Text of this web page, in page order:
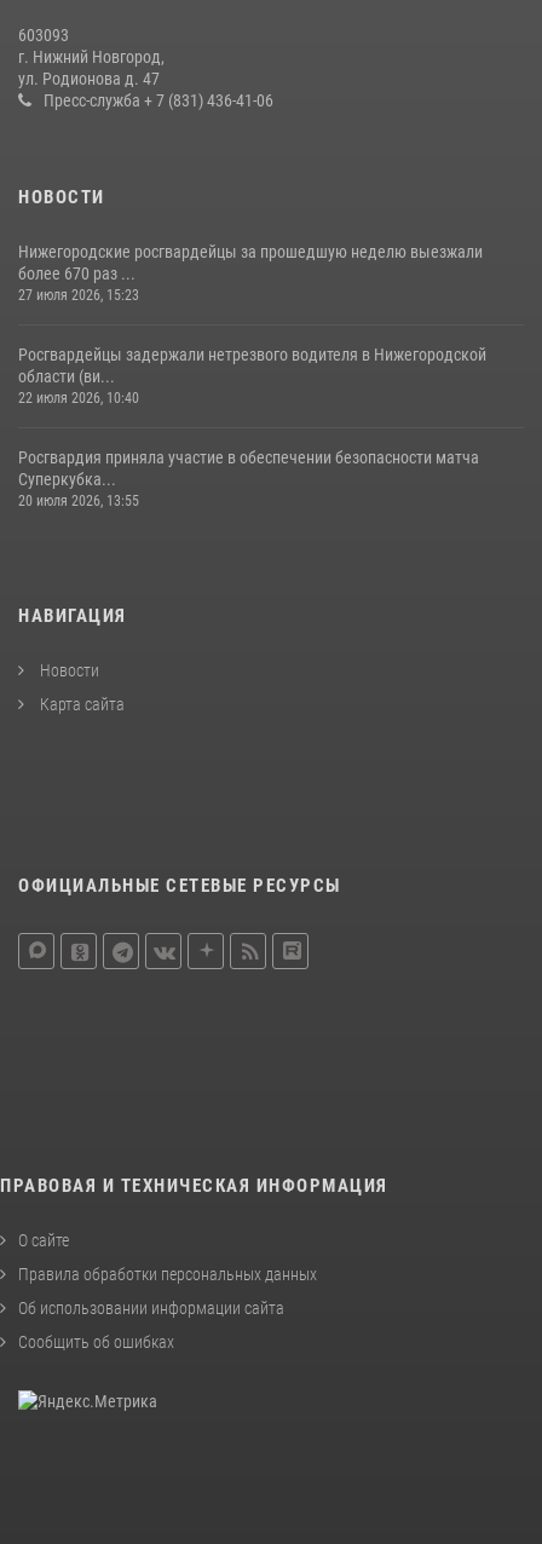
Нижегородские росгвардейцы за прошедшую неделю выезжали
более 750 раз по сигналу «тревога»
603093
г. Нижний Новгород,
ул. Родионова д. 47
Пресс-служба + 7 (831) 436-41-06
НОВОСТИ
Нижегородские росгвардейцы за прошедшую неделю выезжали
более 670 раз ...
27 июля 2026, 15:23
Росгвардейцы задержали нетрезвого водителя в Нижегородской
области (ви...
22 июля 2026, 10:40
Росгвардия приняла участие в обеспечении безопасности матча
Суперкубка...
20 июля 2026, 13:55
НАВИГАЦИЯ
Новости
Карта сайта
ОФИЦИАЛЬНЫЕ СЕТЕВЫЕ РЕСУРСЫ
ПРАВОВАЯ И ТЕХНИЧЕСКАЯ ИНФОРМАЦИЯ
О сайте
Правила обработки персональных данных
Об использовании информации сайта
Сообщить об ошибках